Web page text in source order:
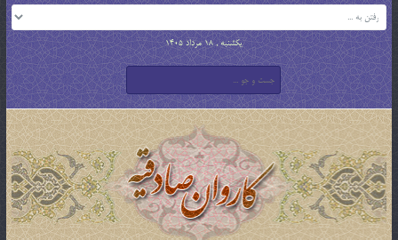
یکشنبه , 18 مرداد 1405